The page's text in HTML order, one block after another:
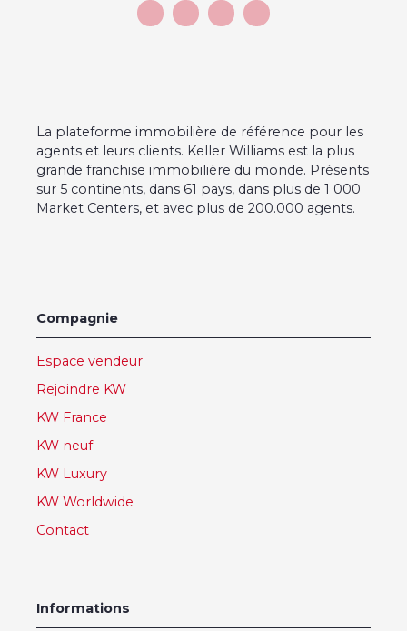
La plateforme immobilière de référence pour les
agents et leurs clients. Keller Williams est la plus
grande franchise immobilière du monde. Présents
sur 5 continents, dans 61 pays, dans plus de 1 000
Market Centers, et avec plus de 200.000 agents.
Compagnie
Espace vendeur
Rejoindre KW
KW France
KW neuf
KW Luxury
KW Worldwide
Contact
Informations